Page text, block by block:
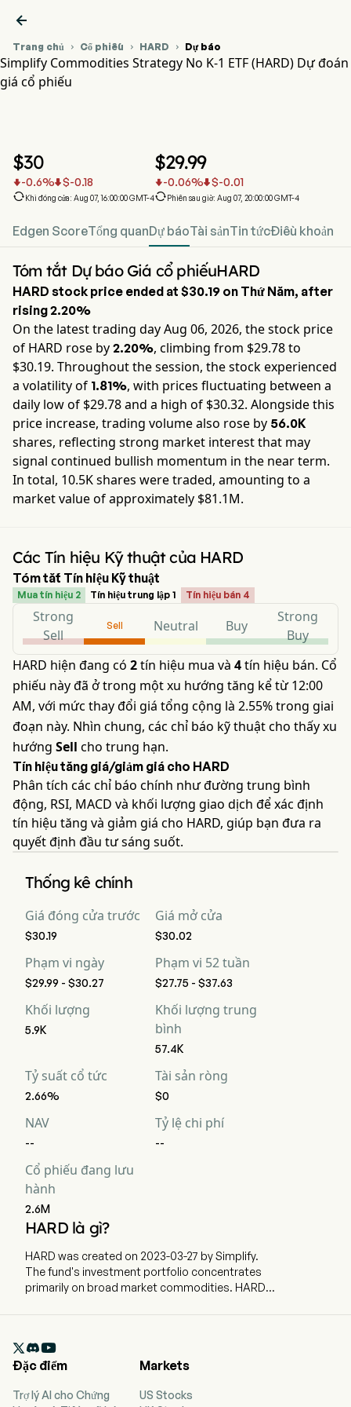

Trang chủ  Cổ phiếu  HARD  Dự báo
Simplify Commodities Strategy No K-1 ETF (HARD) Dự đoán
giá cổ phiếu
$30
-0.6% $-0.18
Khi đóng cửa: Aug 07, 16:00:00 GMT-4
$29.99
-0.06% $-0.01
Phiên sau giờ: Aug 07, 20:00:00 GMT-4
Edgen ScoreTổng quanDự báoTài sảnTin tứcĐiều khoản
Tóm tắt Dự báo Giá cổ phiếuHARD
HARD stock price ended at $30.19 on Thứ Năm, after
rising2.20%
On the latest trading dayAug 06, 2026, the stock price
of HARD rose by 2.20%, climbing from $29.78to
$30.19. Throughout the session, the stock experienced
a volatility of 1.81%, with prices fluctuating between a
daily low of $29.78and a high of $30.32. Alongside this
price increase, trading volume also rose by 56.0K
shares, reflecting strong market interest that may
signal continued bullish momentum in the near term.
In total, 10.5Kshares were traded, amounting to a
market value of approximately $81.1M.
Các Tín hiệu Kỹ thuật của HARD
Tóm tắt Tín hiệu Kỹ thuật
Mua tín hiệu 2 Tín hiệu trung lập 1 Tín hiệu bán 4
Strong
Sell
Sell Neutral Buy
Strong
Buy
HARD hiện đang có 2tín hiệu mua và 4tín hiệu bán. Cổ
phiếu này đã ở trong một xu hướng tăng kể từ 12:00
AM, với mức thay đổi giá tổng cộng là 2.55% trong giai
đoạn này. Nhìn chung, các chỉ báo kỹ thuật cho thấy xu
hướng Sell cho trung hạn.
Tín hiệu tăng giá/giảm giá cho HARD
Phân tích các chỉ báo chính như đường trung bình
động, RSI, MACD và khối lượng giao dịch để xác định
tín hiệu tăng và giảm giá cho HARD, giúp bạn đưa ra
quyết định đầu tư sáng suốt.
Thống kê chính
Giá đóng cửa trước
$30.19
Giá mở cửa
$30.02
Phạm vi ngày
$29.99 - $30.27
Phạm vi 52 tuần
$27.75 - $37.63
Khối lượng
5.9K
Khối lượng trung
bình
57.4K
Tỷ suất cổ tức
2.66%
Tài sản ròng
$0
NAV
--
Tỷ lệ chi phí
--
Cổ phiếu đang lưu
hành
2.6M
HARD là gì?
HARD was created on 2023-03-27 by Simplify.
The fund's investment portfolio concentrates
primarily on broad market commodities. HARD
positivelyduring inflationary periods.

Đặc điểm
Trợ lý AI cho Chứng
Markets
US Stocks